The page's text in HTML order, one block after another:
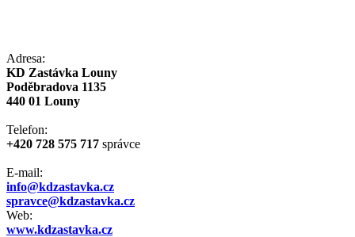
Adresa:
KD Zastávka Louny
Poděbradova 1135
440 01 Louny
Telefon:
+420 728 575 717 správce
E-mail:
info@kdzastavka.cz
spravce@kdzastavka.cz
Web:
www.kdzastavka.cz